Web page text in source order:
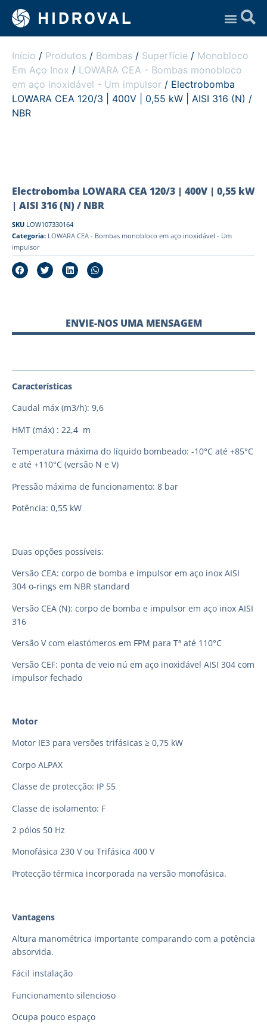
Início / Produtos / Bombas / Superfície / Monobloco
Em Aço Inox / LOWARA CEA - Bombas monobloco
em aço inoxidável - Um impulsor / Electrobomba
LOWARA CEA 120/3 | 400V | 0,55 kW | AISI 316 (N) /
NBR
Electrobomba LOWARA CEA 120/3 | 400V | 0,55 kW
| AISI 316 (N) / NBR
SKU LOW107330164
Categoria: LOWARA CEA - Bombas monobloco em aço inoxidável - Um
impulsor
ENVIE-NOS UMA MENSAGEM
Características
Caudal máx (m3/h): 9,6
HMT (máx) : 22,4 m
Temperatura máxima do líquido bombeado: -10°C até +85°C
e até +110°C (versão N e V)
Pressão máxima de funcionamento: 8 bar
Potência: 0,55 kW
Duas opções possíveis:
Versão CEA: corpo de bomba e impulsor em aço inox AISI
304 o-rings em NBR standard
Versão CEA (N): corpo de bomba e impulsor em aço inox AISI
316
Versão V com elastómeros em FPM para Tª até 110°C
Versão CEF: ponta de veio nú em aço inoxidável AISI 304 com
impulsor fechado
Motor
Motor IE3 para versões trifásicas ≥ 0,75 kW
Corpo ALPAX
Classe de protecção: IP 55
Classe de isolamento: F
2 pólos 50 Hz
Monofásica 230 V ou Trifásica 400 V
Protecção térmica incorporada na versão monofásica.
Vantagens
Altura manométrica importante comparando com a potência
absorvida.
Fácil instalação
Funcionamento silencioso
Ocupa pouco espaço